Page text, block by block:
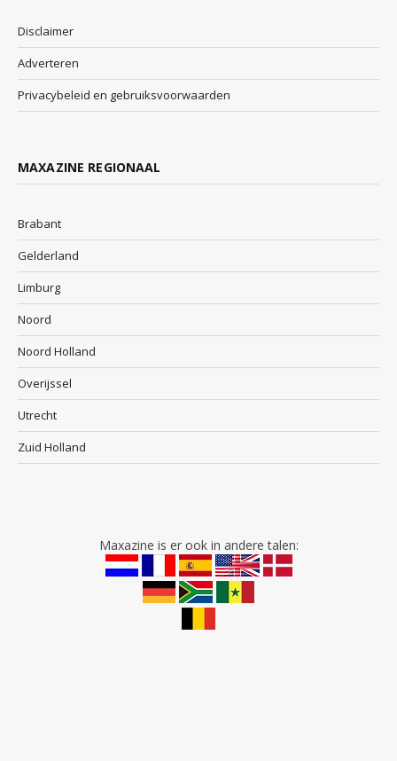
Disclaimer
Adverteren
Privacybeleid en gebruiksvoorwaarden
MAXAZINE REGIONAAL
Brabant
Gelderland
Limburg
Noord
Noord Holland
Overijssel
Utrecht
Zuid Holland
Maxazine is er ook in andere talen: